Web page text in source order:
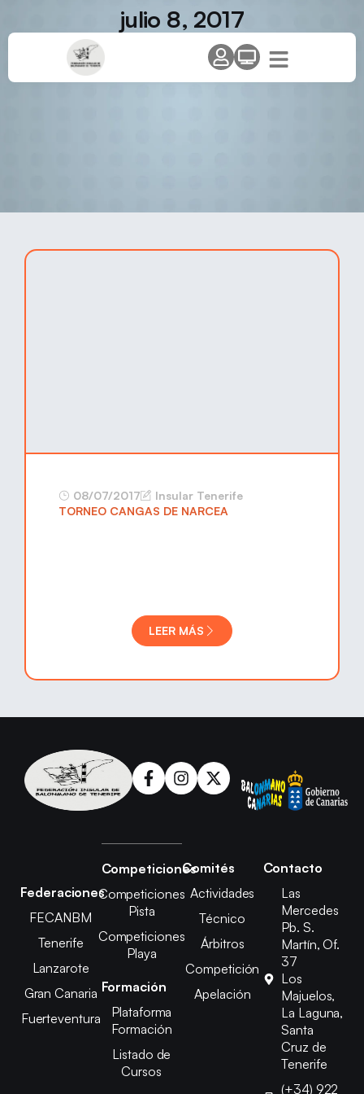
julio 8, 2017
08/07/2017
Insular Tenerife
TORNEO CANGAS DE NARCEA
LEER MÁS
Federaciones
FECANBM
Tenerife
Lanzarote
Gran Canaria
Fuerteventura
Competiciones
Competiciones
Pista
Competiciones
Playa
Formación
Plataforma
Formación
Listado de
Cursos
Comités
Actividades
Técnico
Árbitros
Competición
Apelación
Contacto
Las
Mercedes
Pb. S.
Martín, Of.
37
Los
Majuelos,
La Laguna,
Santa
Cruz de
Tenerife
(+34) 922